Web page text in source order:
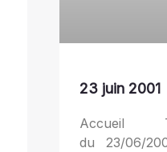
23 juin 2001
Accueil
du 23/06/